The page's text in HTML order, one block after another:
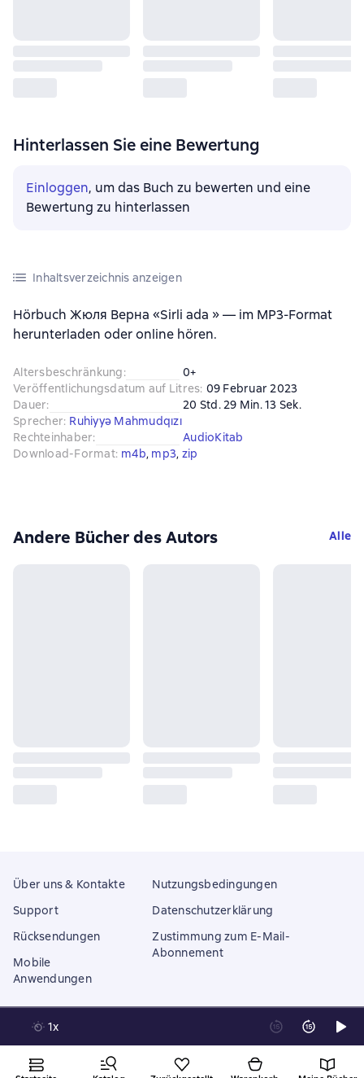
Hinterlassen Sie eine Bewertung
Einloggen, um das Buch zu bewerten und eine
Bewertung zu hinterlassen
Inhaltsverzeichnis anzeigen
Hörbuch Жюля Верна «Sirli ada » — im MP3-Format
herunterladen oder online hören.
Altersbeschränkung:
0+
Veröffentlichungsdatum auf Litres: 09 Februar 2023
Dauer:
20 Std. 29 Min. 13 Sek.
Sprecher: Ruhiyyə Mahmudqızı
Rechteinhaber:
AudioKitab
Download-Format: m4b, mp3, zip
Andere Bücher des Autors Alle
1x
Über uns & Kontakte
Support
Rücksendungen
Mobile
Anwendungen
Nutzungsbedingungen
Datenschutzerklärung
Zustimmung zum E-Mail-
Abonnement
18 Mallow street co. Limerick, Ireland